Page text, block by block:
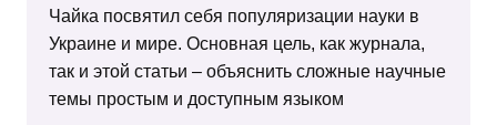
Чайка посвятил себя популяризации науки в
Украине и мире. Основная цель, как журнала,
так и этой статьи – объяснить сложные научные
темы простым и доступным языком